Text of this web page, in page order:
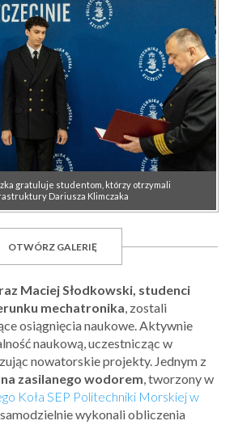
gratuluje studentom, którzy otrzymali
Dariusza Klimczaka
OTWÓRZ GALERIĘ
Maciej Słodkowski, studenci
mechatronika, zostali
osiągnięcia naukowe. Aktywnie
naukową, uczestnicząc w
nowatorskie projekty. Jednym z
zasilanego wodorem, tworzony w
Koła SEP Politechniki Morskiej w
samodzielnie wykonali obliczenia